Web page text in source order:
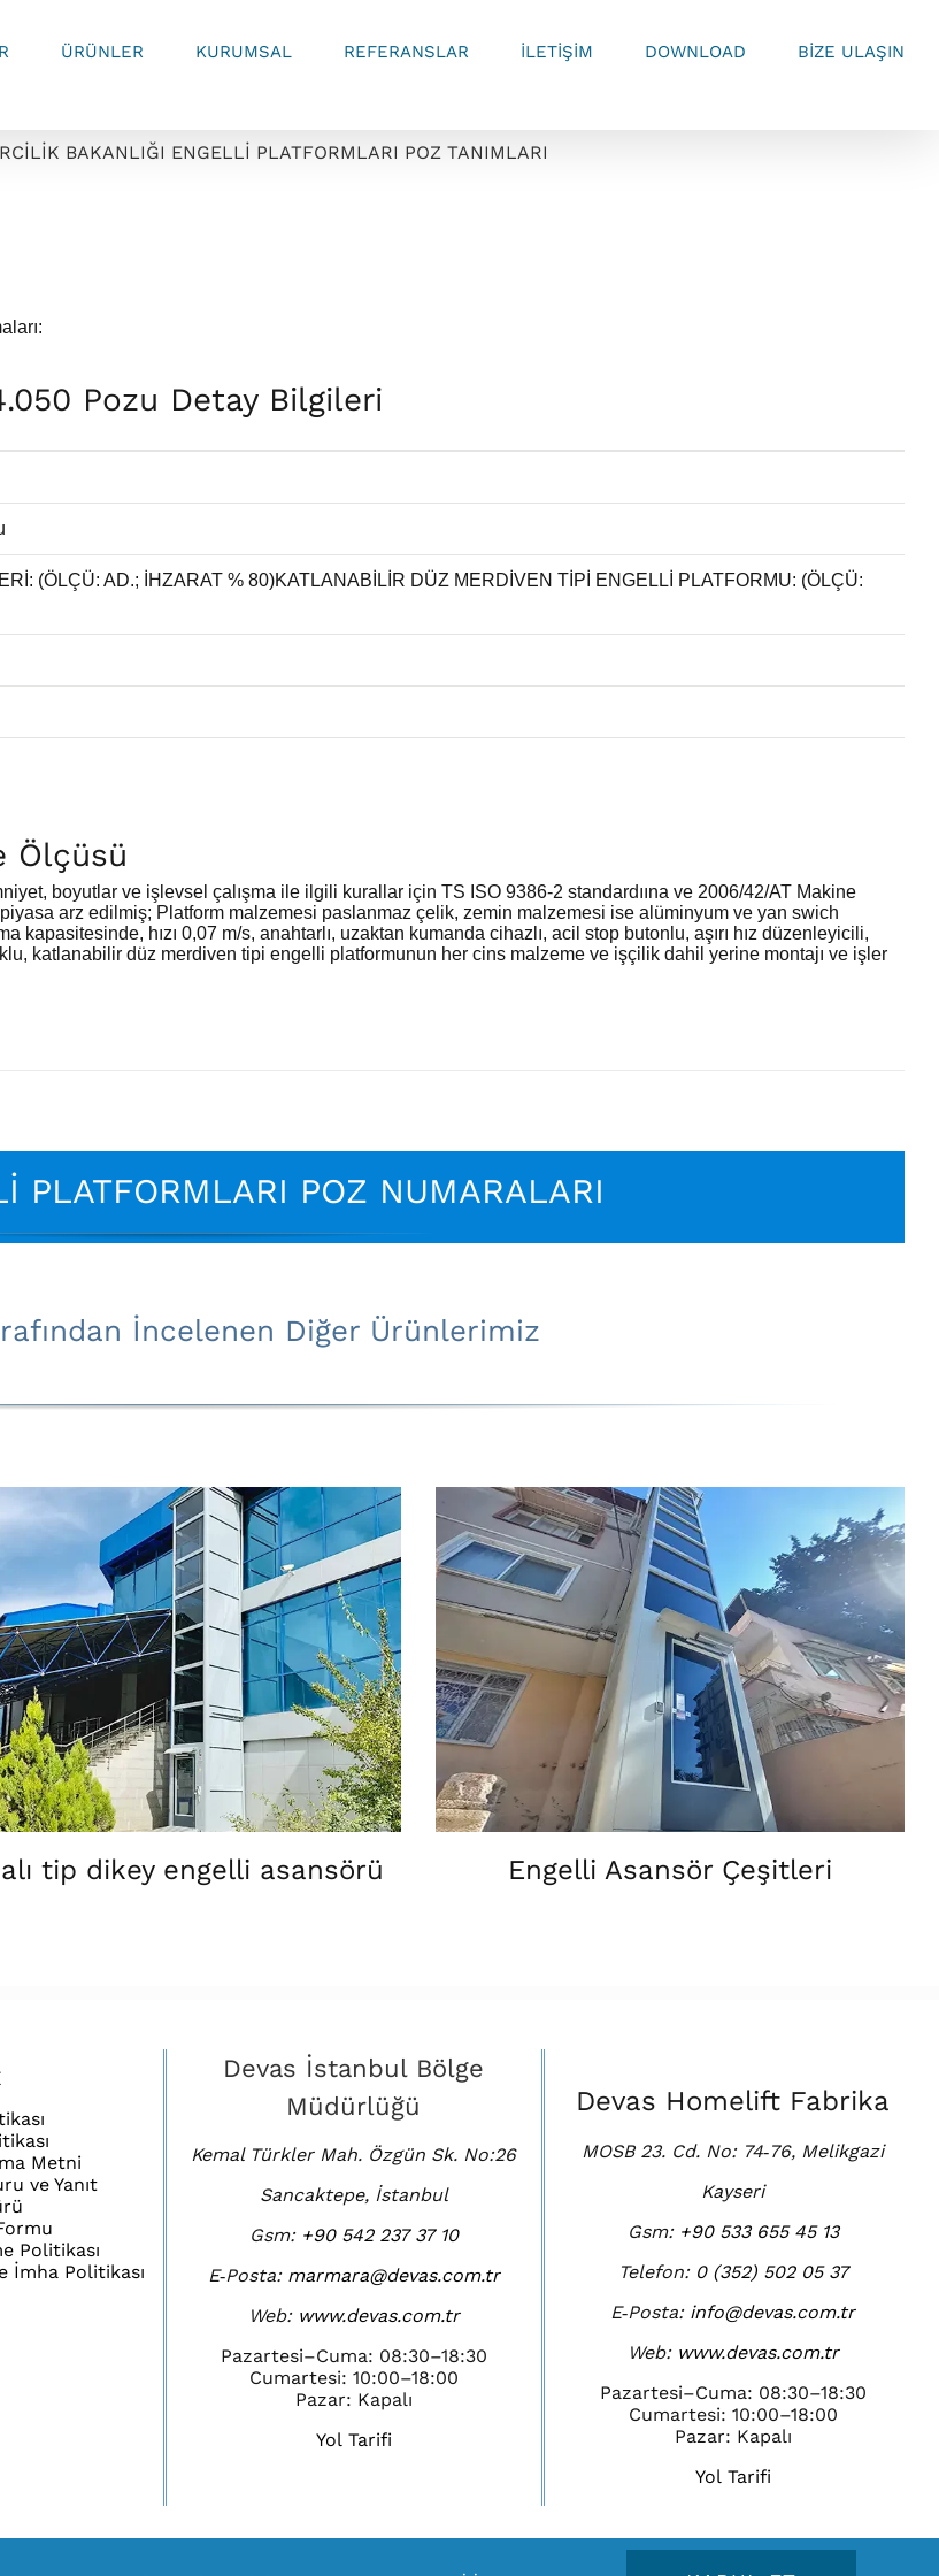
ÜRÜNLER KURUMSAL REFERANSLAR İLETİŞİM DOWNLOAD BİZE ULAŞIN
BAKANLIĞI ENGELLİ PLATFORMLARI POZ TANIMLARI
Pozu Detay Bilgileri
(ÖLÇÜ: AD.; İHZARAT % 80)KATLANABİLİR DÜZ MERDİVEN TİPİ ENGELLİ PLATFORMU: (ÖLÇÜ:
Ölçüsü
boyutlar ve işlevsel çalışma ile ilgili kurallar için TS ISO 9386-2 standardıına ve 2006/42/AT Makine
arz edilmiş; Platform malzemesi paslanmaz çelik, zemin malzemesi ise alüminyum ve yan swich
hızı 0,07 m/s, anahtarlı, uzaktan kumanda cihazlı, acil stop butonlu, aşırı hız düzenleyicili,
katlanabilir düz merdiven tipi engelli platformunun her cins malzeme ve işçilik dahil yerine montajı ve işler
PLATFORMLARI POZ NUMARALARI
İncelenen Diğer Ürünlerimiz
tip dikey engelli asansörü
Engelli Asansör Çeşitleri
Metni
ve Yanıt
Politikası
İmha Politikası
Devas İstanbul Bölge
Müdürlüğü
Kemal Türkler Mah. Özgün Sk. No:26
Sancaktepe, İstanbul
Gsm: +90 542 237 37 10
E‑Posta: marmara@devas.com.tr
Web: www.devas.com.tr
Pazartesi–Cuma: 08:30–18:30
Cumartesi: 10:00–18:00
Pazar: Kapalı
Yol Tarifi
Devas Homelift Fabrika
MOSB 23. Cd. No: 74‑76, Melikgazi
Kayseri
Gsm: +90 533 655 45 13
Telefon: 0 (352) 502 05 37
E‑Posta: info@devas.com.tr
Web: www.devas.com.tr
Pazartesi–Cuma: 08:30–18:30
Cumartesi: 10:00–18:00
Pazar: Kapalı
Yol Tarifi